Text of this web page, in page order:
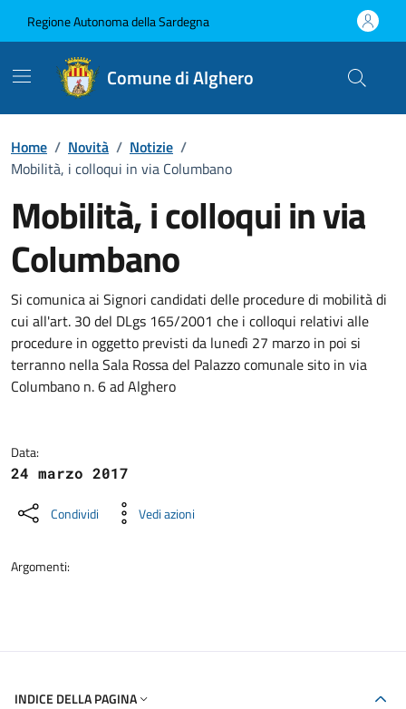
Regione Autonoma della Sardegna
Comune di Alghero
Home / Novità / Notizie /
Mobilità, i colloqui in via Columbano
Mobilità, i colloqui in via
Columbano
Dettagli della notizia
Si comunica ai Signori candidati delle procedure di mobilità di
cui all'art. 30 del DLgs 165/2001 che i colloqui relativi alle
procedure in oggetto previsti da lunedì 27 marzo in poi si
terranno nella Sala Rossa del Palazzo comunale sito in via
Columbano n. 6 ad Alghero
Data:
24 marzo 2017
Condividi Vedi azioni
Argomenti:
INDICE DELLA PAGINA